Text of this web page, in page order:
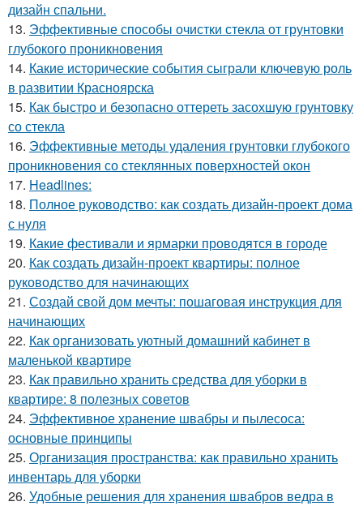
дизайн спальни.
13. Эффективные способы очистки стекла от грунтовки
глубокого проникновения
14. Какие исторические события сыграли ключевую роль
в развитии Красноярска
15. Как быстро и безопасно оттереть засохшую грунтовку
со стекла
16. Эффективные методы удаления грунтовки глубокого
проникновения со стеклянных поверхностей окон
17. Headlines:
18. Полное руководство: как создать дизайн-проект дома
с нуля
19. Какие фестивали и ярмарки проводятся в городе
20. Как создать дизайн-проект квартиры: полное
руководство для начинающих
21. Создай свой дом мечты: пошаговая инструкция для
начинающих
22. Как организовать уютный домашний кабинет в
маленькой квартире
23. Как правильно хранить средства для уборки в
квартире: 8 полезных советов
24. Эффективное хранение швабры и пылесоса:
основные принципы
25. Организация пространства: как правильно хранить
инвентарь для уборки
26. Удобные решения для хранения швабров ведра в